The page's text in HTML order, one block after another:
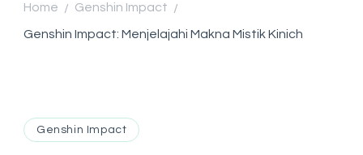
Home / Genshin Impact /
Genshin Impact: Menjelajahi Makna Mistik Kinich
Genshin Impact